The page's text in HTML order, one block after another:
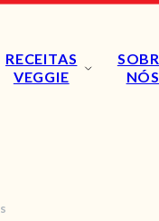
RECEITAS
VEGGIE
NÓS